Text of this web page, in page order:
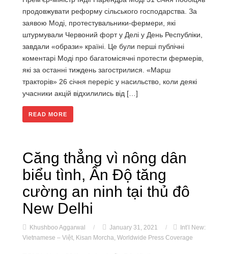
продовжувати реформу сільського господарства. За
заявою Моді, протестувальники-фермери, які
штурмували Червоний форт у Делі у День Республіки,
завдали «образи» країні. Це були перші публічні
коментарі Моді про багатомісячні протести фермерів,
які за останні тиждень загострилися. «Марш
тракторів» 26 січня переріс у насильство, коли деякі
учасники акцій відхилились від […]
READ MORE
Căng thẳng vì nông dân
biểu tình, Ấn Độ tăng
cường an ninh tại thủ đô
New Delhi
Khushboo Aggarwal / January 31, 2021 /
Int’l New:
Vietnamese – Việt, Kisan Morcha, Worldwide Press Coverage